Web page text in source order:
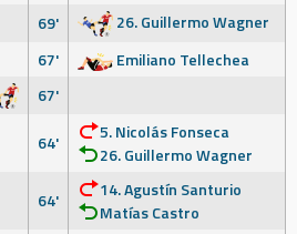
69'
26. Guillermo Wagner
67'
Emiliano Tellechea
67'
64'
5. Nicolás Fonseca
26. Guillermo Wagner
64'
14. Agustín Santurio
Matías Castro